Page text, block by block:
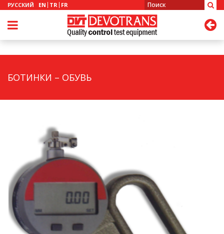
РУССКИЙ EN TR FR
БОТИНКИ – ОБУВЬ